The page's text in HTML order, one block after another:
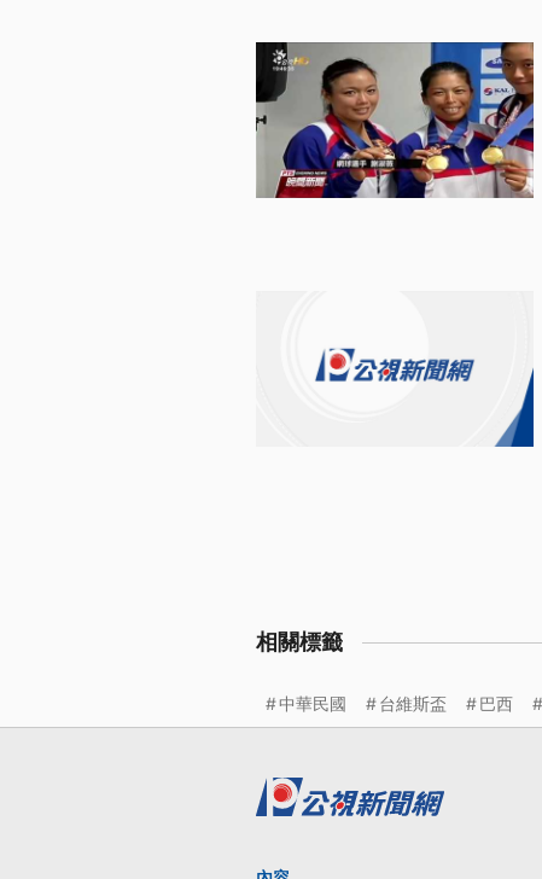
相關標籤
中華民國 台維斯盃 巴西